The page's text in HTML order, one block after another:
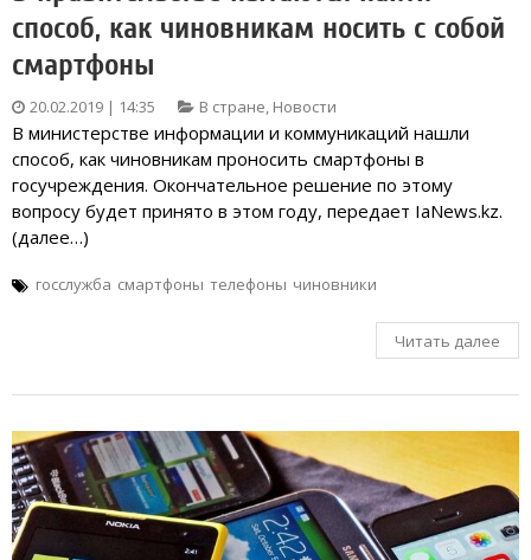
способ, как чиновникам носить с собой
смартфоны
20.02.2019 | 14:35 В стране, Новости
В министерстве информации и коммуникаций нашли
способ, как чиновникам проносить смартфоны в
госучреждения. Окончательное решение по этому
вопросу будет принято в этом году, передает IaNews.kz.
(далее…)
госслужба смартфоны телефоны чиновники
Читать далее